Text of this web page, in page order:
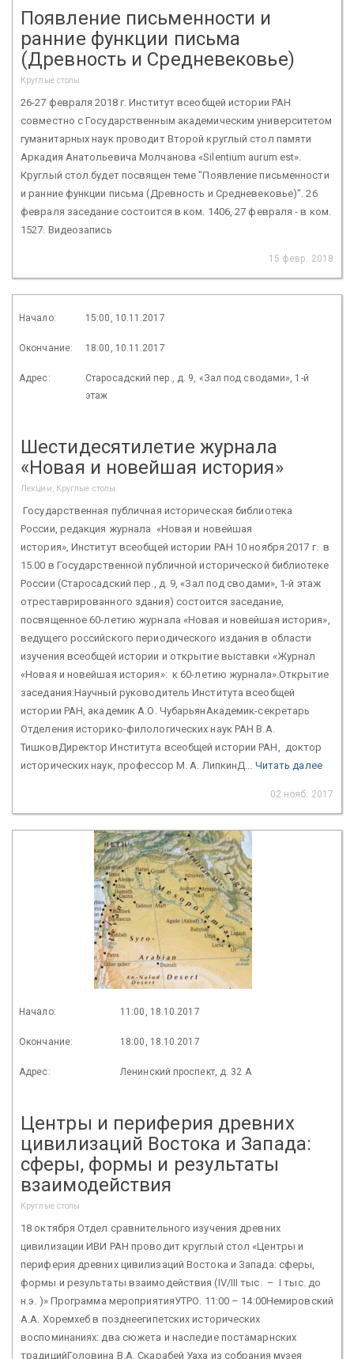
Появление письменности и
ранние функции письма
(Древность и Средневековье)
Круглые столы
26-27 февраля 2018 г. Институт всеобщей истории РАН
совместно с Государственным академическим университетом
гуманитарных наук проводит Второй круглый стол памяти
Аркадия Анатольевича Молчанова «Silentium aurum est».
Круглый стол будет посвящен теме "Появление письменности
и ранние функции письма (Древность и Средневековье)". 26
февраля заседание состоится в ком. 1406, 27 февраля - в ком.
1527. Видеозапись
15 февр. 2018
Начало: 15:00, 10.11.2017
Окончание: 18:00, 10.11.2017
Адрес:
Старосадский пер., д. 9, «Зал под сводами», 1-й
этаж
Шестидесятилетие журнала
«Новая и новейшая история»
Лекции, Круглые столы
Государственная публичная историческая библиотека
России, редакция журнала «Новая и новейшая
история», Институт всеобщей истории РАН 10 ноября 2017 г. в
15.00 в Государственной публичной исторической библиотеке
России (Старосадский пер., д. 9, «Зал под сводами», 1-й этаж
отреставрированного здания) состоится заседание,
посвященное 60-летию журнала «Новая и новейшая история»,
ведущего российского периодического издания в области
изучения всеобщей истории и открытие выставки «Журнал
«Новая и новейшая история»: к 60-летию журнала».Открытие
заседания:Научный руководитель Института всеобщей
истории РАН, академик А.О. ЧубарьянАкадемик-секретарь
Отделения историко-филологических наук РАН В.А.
ТишковДиректор Института всеобщей истории РАН, доктор
исторических наук, профессор М. А. ЛипкинД... Читать далее
02 нояб. 2017
Начало: 11:00, 18.10.2017
Окончание: 18:00, 18.10.2017
Адрес: Ленинский проспект, д. 32 А
Центры и периферия древних
цивилизаций Востока и Запада:
сферы, формы и результаты
взаимодействия
Круглые столы
18 октября Отдел сравнительного изучения древних
цивилизации ИВИ РАН проводит круглый стол «Центры и
периферия древних цивилизаций Востока и Запада: сферы,
формы и результаты взаимодействия (IV/III тыс. – I тыс. до
н.э. )» Программа мероприятияУТРО. 11:00 – 14:00Немировский
А.А. Хоремхеб в позднеегипетских исторических
воспоминаниях: два сюжета и наследие постамарнских
традицийГоловина В.А. Скарабей Уаха из собрания музея